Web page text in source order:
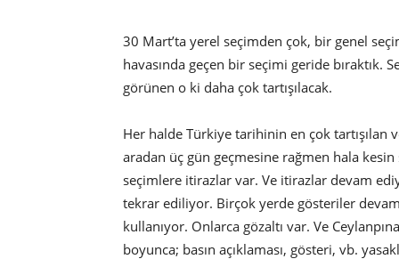
30 Mart’ta yerel seçimden çok, bir genel
havasında geçen bir seçimi geride bıraktık.
görünen o ki daha çok tartışılacak.
Her halde Türkiye tarihinin en çok tartışılan
aradan üç gün geçmesine rağmen hala
seçimlere itirazlar var. Ve itirazlar devam
tekrar ediliyor. Birçok yerde gösteriler
kullanıyor. Onlarca gözaltı var. Ve
boyunca; basın açıklaması, gösteri, vb.